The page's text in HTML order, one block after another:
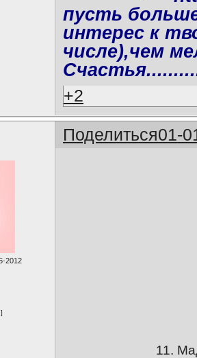
пусть
интерес к
числе),чем
+2
Поделиться01-
2012
11.